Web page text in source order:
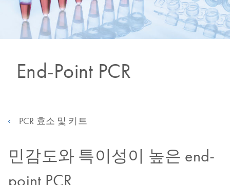
End-Point PCR
PCR 효소 및 키트
민감도와 특이성이 높은 end-
point PCR